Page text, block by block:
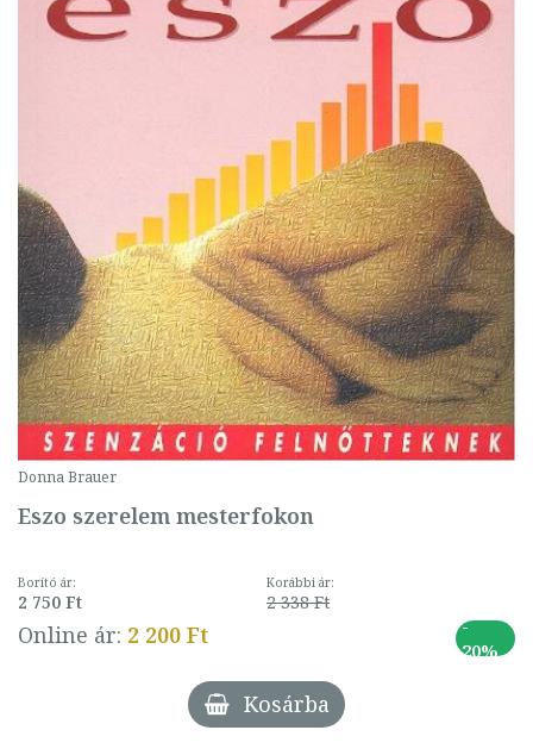
Donna Brauer
Eszo szerelem mesterfokon
Borító ár:
2 750 Ft
Korábbi ár:
2 338 Ft
Online ár: 2 200 Ft
-
20%
Kosárba